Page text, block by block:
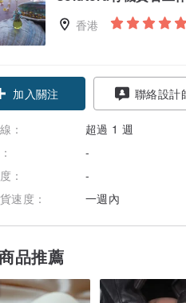
香港
加入關注 聯絡設計
：
超過 1 週
-
：
-
速度：
一週內
品推薦